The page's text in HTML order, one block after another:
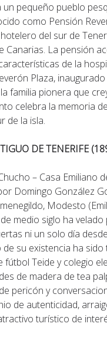
pequeño pueblo
como Pensión
del sur de
La pensión
de la
Plaza,
familia pionera que
celebra la memoria
de la isla.
DE TENERIFE
– Casa Emiliano
Domingo González
Modesto
medio siglo ha
ni un solo día
su existencia ha
Teide y colegio
de madera de tea
pericón y
de autenticidad,
turístico de